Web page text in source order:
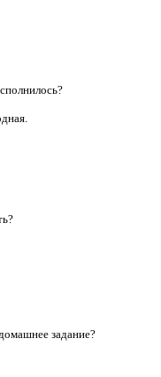
задание?